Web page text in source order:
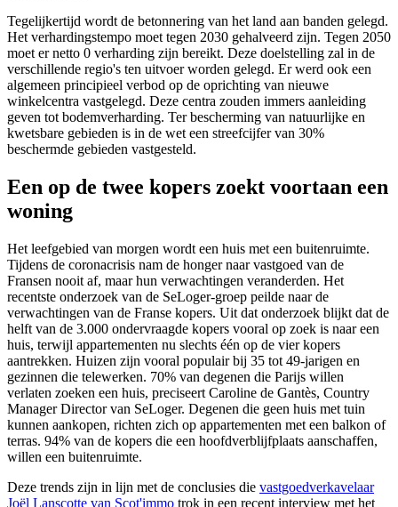
Tegelijkertijd wordt de betonnering van het land aan banden gelegd.
Het verhardingstempo moet tegen 2030 gehalveerd zijn. Tegen 2050
moet er netto 0 verharding zijn bereikt. Deze doelstelling zal in de
verschillende regio's ten uitvoer worden gelegd. Er werd ook een
algemeen principieel verbod op de oprichting van nieuwe
winkelcentra vastgelegd. Deze centra zouden immers aanleiding
geven tot bodemverharding. Ter bescherming van natuurlijke en
kwetsbare gebieden is in de wet een streefcijfer van 30%
beschermde gebieden vastgesteld.
Een op de twee kopers zoekt voortaan een
woning
Het leefgebied van morgen wordt een huis met een buitenruimte.
Tijdens de coronacrisis nam de honger naar vastgoed van de
Fransen nooit af, maar hun verwachtingen veranderden. Het
recentste onderzoek van de SeLoger-groep peilde naar de
verwachtingen van de Franse kopers. Uit dat onderzoek blijkt dat de
helft van de 3.000 ondervraagde kopers vooral op zoek is naar een
huis, terwijl appartementen nu slechts één op de vier kopers
aantrekken. Huizen zijn vooral populair bij 35 tot 49-jarigen en
gezinnen die telewerken. 70% van degenen die Parijs willen
verlaten zoeken een huis, preciseert Caroline de Gantès, Country
Manager Director van SeLoger. Degenen die geen huis met tuin
kunnen aankopen, richten zich op appartementen met een balkon of
terras. 94% van de kopers die een hoofdverblijfplaats aanschaffen,
willen een buitenruimte.
Deze trends zijn in lijn met de conclusies die vastgoedverkavelaar
Joël Lanscotte van Scot'immo trok in een recent interview met het